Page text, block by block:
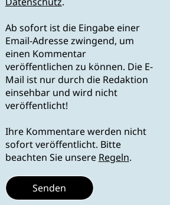
Ab sofort ist die Eingabe einer
Email-Adresse zwingend, um
einen Kommentar
veröffentlichen zu können. Die E-
Mail ist nur durch die Redaktion
einsehbar und wird nicht
veröffentlicht!
Ihre Kommentare werden nicht
sofort veröffentlicht. Bitte
beachten Sie unsere Regeln.
Senden